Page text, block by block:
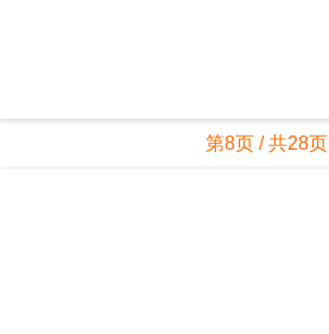
第8页 / 共28页